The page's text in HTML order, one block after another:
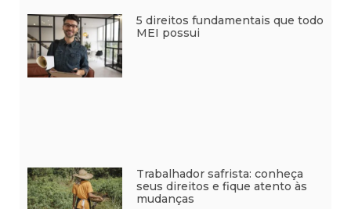
5 direitos fundamentais que todo
MEI possui
Trabalhador safrista: conheça
seus direitos e fique atento às
mudanças